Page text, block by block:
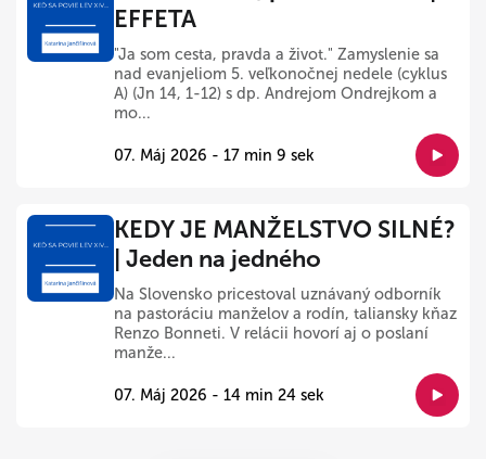
EFFETA
"Ja som cesta, pravda a život." Zamyslenie sa
nad evanjeliom 5. veľkonočnej nedele (cyklus
A) (Jn 14, 1-12) s dp. Andrejom Ondrejkom a
mo...
07. Máj 2026 - 17 min 9 sek
KEDY JE MANŽELSTVO SILNÉ?
| Jeden na jedného
Na Slovensko pricestoval uznávaný odborník
na pastoráciu manželov a rodín, taliansky kňaz
Renzo Bonneti. V relácii hovorí aj o poslaní
manže...
07. Máj 2026 - 14 min 24 sek